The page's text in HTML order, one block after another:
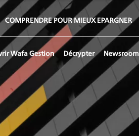
Wafa Gestion Décrypter Newsroom
COMPRENDRE POUR MIEUX EPARGNER